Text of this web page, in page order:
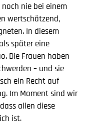
nie bei einem
wertschätzend,
In diesem
später eine
Die Frauen haben
– und sie
ein Recht auf
Im Moment sind wir
allen diese
ist.